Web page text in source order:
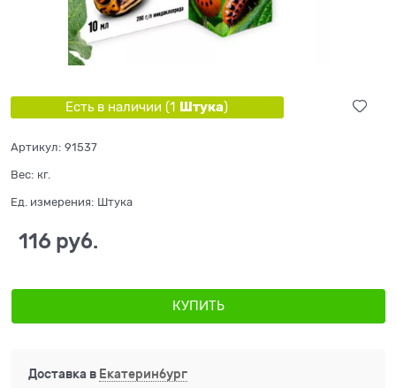
Есть в наличии (1 Штука)
Артикул: 91537
Вес: кг.
Ед. измерения: Штука
116 руб.
КУПИТЬ
Доставка в Екатеринбург